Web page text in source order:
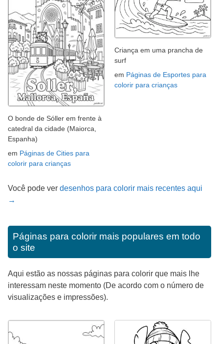
O bonde de Sóller em frente à
catedral da cidade (Maiorca,
Espanha)
em Páginas de Cities para
colorir para crianças
Criança em uma prancha de
surf
em Páginas de Esportes para
colorir para crianças
Você pode ver desenhos para colorir mais recentes aqui
→
Páginas para colorir mais populares em todo
o site
Aqui estão as nossas páginas para colorir que mais lhe
interessam neste momento (De acordo com o número de
visualizações e impressões).